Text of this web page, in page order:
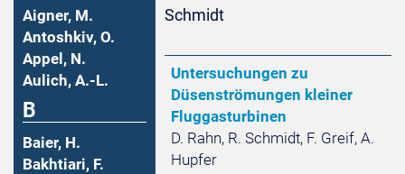
Aigner, M.
Antoshkiv, O.
Appel, N.
Aulich, A.-L.
B
Baier, H.
Bakhtiari, F.
Schmidt
Untersuchungen zu
Düsenströmungen kleiner
Fluggasturbinen
D. Rahn, R. Schmidt, F. Greif, A.
Hupfer